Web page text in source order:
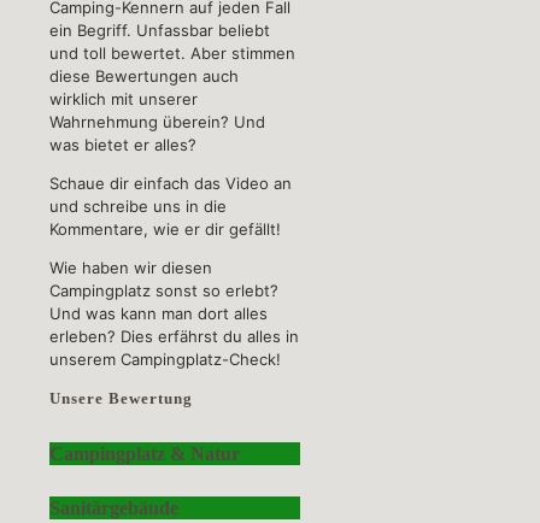
Camping-Kennern auf jeden Fall
ein Begriff. Unfassbar beliebt
und toll bewertet. Aber stimmen
diese Bewertungen auch
wirklich mit unserer
Wahrnehmung überein? Und
was bietet er alles?
Schaue dir einfach das Video an
und schreibe uns in die
Kommentare, wie er dir gefällt!
Wie haben wir diesen
Campingplatz sonst so erlebt?
Und was kann man dort alles
erleben? Dies erfährst du alles in
unserem Campingplatz-Check!
Unsere Bewertung
Campingplatz & Natur
Sanitärgebäude